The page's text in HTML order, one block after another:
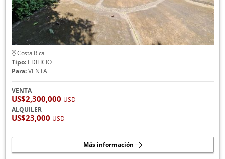
Costa Rica
Tipo:EDIFICIO
Para:VENTA
VENTA
US$2,300,000 USD
ALQUILER
US$23,000 USD
Más información